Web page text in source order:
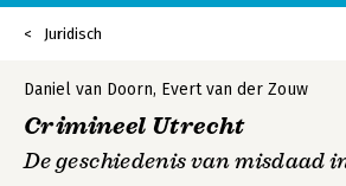
Juridisch
Daniel van Doorn, Evert van der Zouw
Crimineel Utrecht
De geschiedenis van misdaad